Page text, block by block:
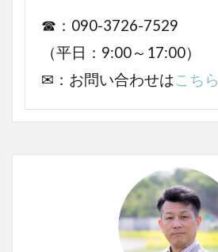
☎：090-3726-7529
（平日：9:00～17:00）
✉：お問い合わせはこちら